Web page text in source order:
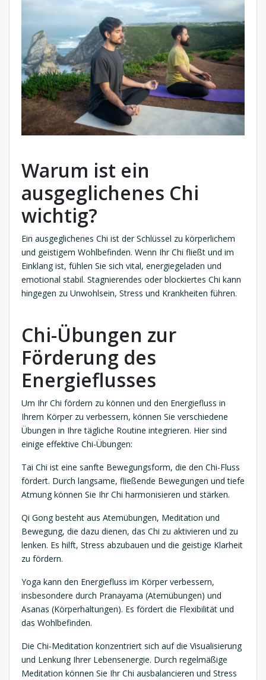
Warum ist ein
ausgeglichenes Chi
wichtig?
Ein ausgeglichenes Chi ist der Schlüssel zu körperlichem
und geistigem Wohlbefinden. Wenn Ihr Chi fließt und im
Einklang ist, fühlen Sie sich vital, energiegeladen und
emotional stabil. Stagnierendes oder blockiertes Chi kann
hingegen zu Unwohlsein, Stress und Krankheiten führen.
Chi-Übungen zur
Förderung des
Energieflusses
Um Ihr Chi fördern zu können und den Energiefluss in
Ihrem Körper zu verbessern, können Sie verschiedene
Übungen in Ihre tägliche Routine integrieren. Hier sind
einige effektive Chi-Übungen:
Tai Chi ist eine sanfte Bewegungsform, die den Chi-Fluss
fördert. Durch langsame, fließende Bewegungen und tiefe
Atmung können Sie Ihr Chi harmonisieren und stärken.
Qi Gong besteht aus Atemübungen, Meditation und
Bewegung, die dazu dienen, das Chi zu aktivieren und zu
lenken. Es hilft, Stress abzubauen und die geistige Klarheit
zu fördern.
Yoga kann den Energiefluss im Körper verbessern,
insbesondere durch Pranayama (Atemübungen) und
Asanas (Körperhaltungen). Es fördert die Flexibilität und
das Wohlbefinden.
Die Chi-Meditation konzentriert sich auf die Visualisierung
und Lenkung Ihrer Lebensenergie. Durch regelmäßige
Meditation können Sie Ihr Chi ausbalancieren und Stress